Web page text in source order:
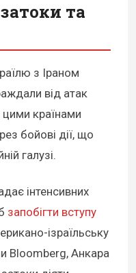
та
з Іраном
від атак
цими країнами
бойові дії, що
галузі.
інтенсивних
запобігти вступу
ізраїльську
Bloomberg, Анкара